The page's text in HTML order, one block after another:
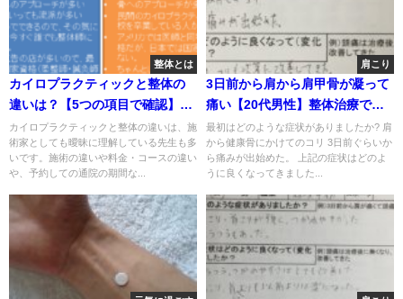
整体とは
カイロプラクティックと整体の
違いは？【5つの項目で確認】効
果や資格、保険は使える？
カイロプラクティックと整体の違いは、施
術家としても曖昧に理解している先生も多
いです。施術の違いや料金・コースの違い
や、予約しての通院の期間な...
肩こり
3日前から肩から肩甲骨が凝って
痛い【20代男性】整体治療で改
善した1症例
最初はどのような症状がありましたか? 肩
から健康骨にかけてのコリ 3日前ぐらいか
ら痛みが出始めた。 上記の症状はどのよ
うに良くなってきました...